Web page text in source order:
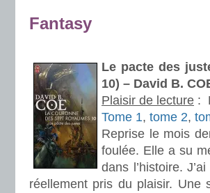
Fantasy
Le pacte des
10) – David B.
Plaisir de lecture :
Tome 1, tome 2,
Reprise le mois
foulée. Elle a su
dans l’histoire.
réellement pris du plaisir. Une